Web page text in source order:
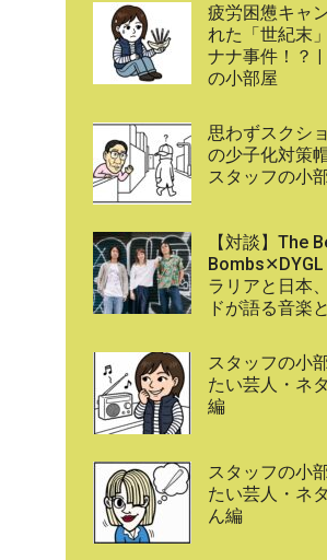
疲労困憊キャ
れた「世紀末
ナナ事件！？ |
の小部屋
思わずスクシ
の少子化対策
スタッフの小
【対談】The
Bombs✕DYGL
ラリアと日本
ドが語る音楽
スタッフの小
たい芸人・ネ
編
スタッフの小
たい芸人・ネ
ん編